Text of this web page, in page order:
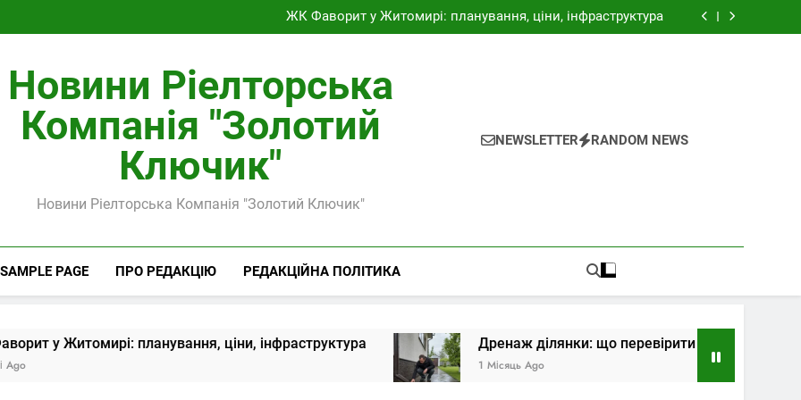
ЖК Фаворит у Житомирі: планування, ціни, інфраструктура
Дренаж ділянки: що перевірити біля будинку після дощу
ЖК Фаворит у Житомирі: планування, ціни, інфраструктура
Дренаж ділянки: що перевірити біля будинку після дощу
Який автомобіль зручний для заміського будинку: практичний вибір
Новини Ріелторська
Компанія "Золотий
Ключик"
Новини Ріелторська Компанія "Золотий Ключик"
NEWSLETTER RANDOM NEWS
SAMPLE PAGE ПРО РЕДАКЦІЮ РЕДАКЦІЙНА ПОЛІТИКА
Житомирі: планування, ціни, інфраструктура Дренаж ділянки: що перевірити біля будинку після
1 Місяць Ago